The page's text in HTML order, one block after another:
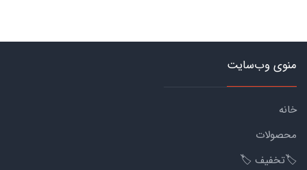
منوی وب‌سایت
خانه
محصولات
🏷️تخفیف 🏷️